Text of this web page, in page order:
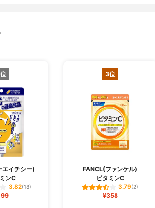
エイチシー)
ンC
3.82(18)
3位
FANCL(ファンケル)
ビタミンC
3.79(2)
¥358